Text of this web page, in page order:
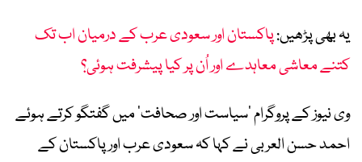
یہ بھی پڑھیں:پاکستان اور سعودی عرب کے درمیان اب تک
کتنے معاشی معاہدے اور اُن پر کیا پیشرفت ہوئی؟
وی نیوز کے پروگرام ’سیاست اور صحافت‘ میں گفتگو کرتے ہوئے
احمد حسن العربی نے کہا کہ سعودی عرب اور پاکستان کے